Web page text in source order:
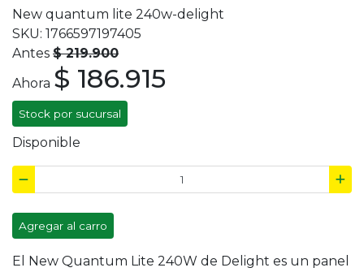
New quantum lite 240w-delight
SKU: 1766597197405
Antes $ 219.900
Ahora $ 186.915
Stock por sucursal
Disponible
Agregar al carro
El New Quantum Lite 240W de Delight es un panel